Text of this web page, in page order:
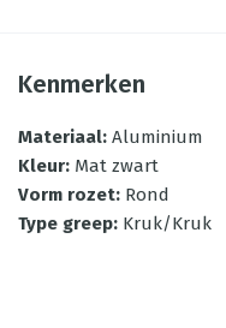
Kenmerken
Materiaal: Aluminium
Kleur: Mat zwart
Vorm rozet: Rond
Type greep: Kruk/Kruk